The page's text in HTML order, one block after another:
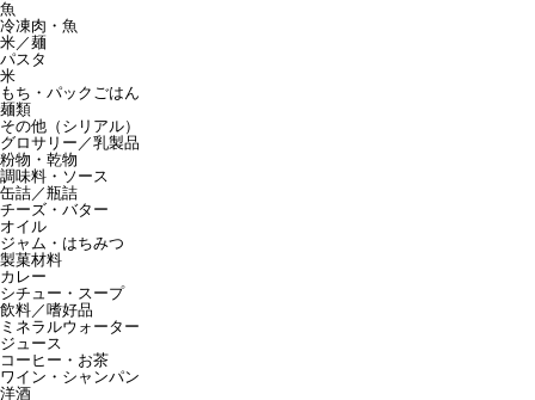
魚
冷凍肉・魚
米／麺
パスタ
米
もち・パックごはん
麺類
その他（シリアル）
グロサリー／乳製品
粉物・乾物
調味料・ソース
缶詰／瓶詰
チーズ・バター
オイル
ジャム・はちみつ
製菓材料
カレー
シチュー・スープ
飲料／嗜好品
ミネラルウォーター
ジュース
コーヒー・お茶
ワイン・シャンパン
洋酒